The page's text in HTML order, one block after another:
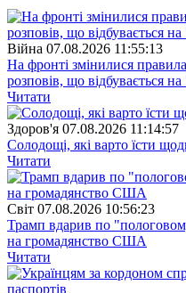
Війна 07.08.2026 11:55:13
На фронті змінилися
розповів, що відбувається на
Читати
Здоров'я 07.08.2026 11:14:57
Солодощі, які варто їсти
Читати
Свiт 07.08.2026 10:56:23
Трамп вдарив по
на громадянство США
Читати